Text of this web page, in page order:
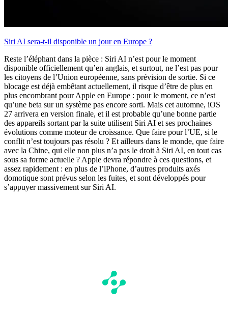
Siri AI sera-t-il disponible un jour en Europe ?
Reste l’éléphant dans la pièce : Siri AI n’est pour le moment
disponible officiellement qu’en anglais, et surtout, ne l’est pas pour
les citoyens de l’Union européenne, sans prévision de sortie. Si ce
blocage est déjà embêtant actuellement, il risque d’être de plus en
plus encombrant pour Apple en Europe : pour le moment, ce n’est
qu’une beta sur un système pas encore sorti. Mais cet automne, iOS
27 arrivera en version finale, et il est probable qu’une bonne partie
des appareils sortant par la suite utilisent Siri AI et ses prochaines
évolutions comme moteur de croissance. Que faire pour l’UE, si le
conflit n’est toujours pas résolu ? Et ailleurs dans le monde, que faire
avec la Chine, qui elle non plus n’a pas le droit à Siri AI, en tout cas
sous sa forme actuelle ? Apple devra répondre à ces questions, et
assez rapidement : en plus de l’iPhone, d’autres produits axés
domotique sont prévus selon les fuites, et sont développés pour
s’appuyer massivement sur Siri AI.